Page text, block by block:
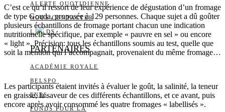
ALERTE QUOTIDIENNE
NOUS CONTACTER
I DS
PARTENAIRES
ACADÉMIE ROYALE
BELSPO
FNRS
FONDS POUR LA
C’est ce qu’il ressort de leur expérience de dégustation d’un fromage
de type Gouda, proposée à 129 personnes. Chaque sujet a dû goûter
plusieurs échantillons de fromage portant chacun une indication
nutritionnelle spécifique, par exemple « pauvre en sel » ou encore
« light ». Précision: tous les échantillons soumis au test, quelle que
soit la mention qui l’accompagnait, provenaient du même fromage…
Les participants étaient invités à évaluer le goût, la salinité, la teneur
en graisse, la saveur de ces différents échantillons, et ce avant, puis
encore après avoir consommé les quatre fromages « labellisés ».